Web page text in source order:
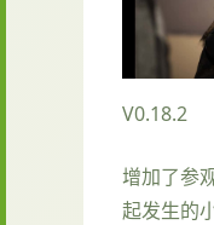
V0.18.2
增加了参
起发生的